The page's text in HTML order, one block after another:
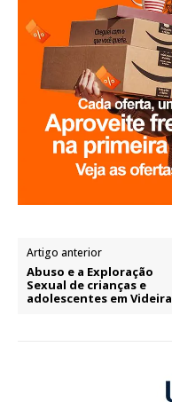
Artigo anterior
Abuso e a Exploração
Sexual de crianças e
adolescentes em Videira